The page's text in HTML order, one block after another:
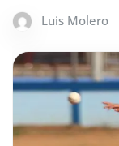
Luis Molero